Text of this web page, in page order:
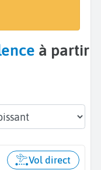
à partir
Vol direct